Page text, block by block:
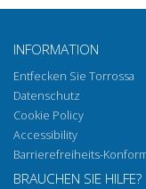
INFORMATION
Entfecken Sie Torrossa
Datenschutz
Cookie Policy
Accessibility
Barrierefreiheits-
BRAUCHEN SIE HILFE?